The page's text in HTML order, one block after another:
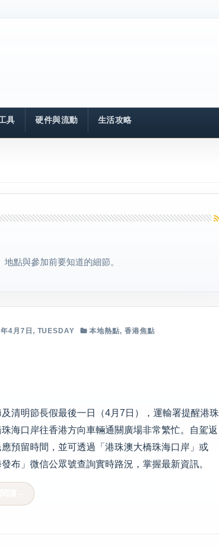
具 硬件與流動 生活攻略
點與參加前要知道的細節。
4月7日, TUESDAY 本地熱點, 香港焦點
清明節長假最後一日（4月7日），運輸署提醒港珠
海口岸往香港方向車輛通關廣場非常繁忙。自駕返
預留時間，並可透過「港珠澳大橋珠海口岸」或
發布」微信公眾號查詢實時路況，掌握最新資訊。